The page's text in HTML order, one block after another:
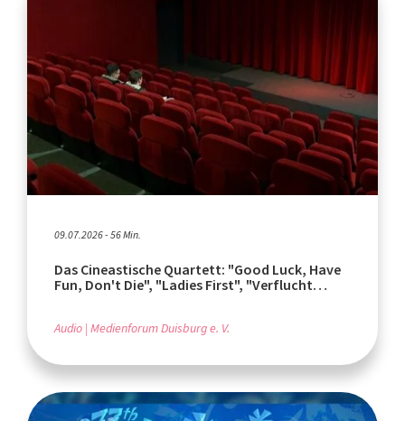
09.07.2026 - 56 Min.
Das Cineastische Quartett: "Good Luck, Have
Fun, Don't Die", "Ladies First", "Verflucht
Audio Medienforum Duisburg e. V.